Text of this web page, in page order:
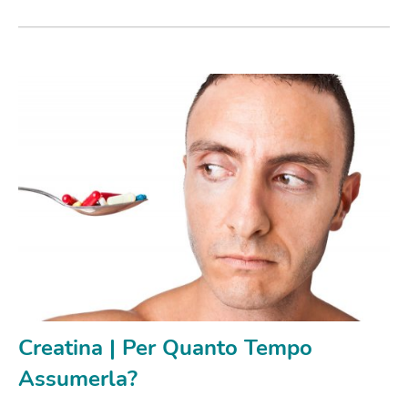
Creatina | Per Quanto Tempo
Assumerla?